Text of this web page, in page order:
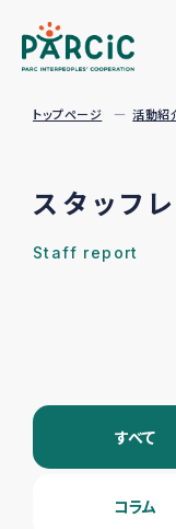
トップページ 活動紹
スタッフ
Staff report
すべて
コラム